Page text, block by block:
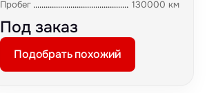
Пробег
130000 км
Под заказ
Подобрать похожий